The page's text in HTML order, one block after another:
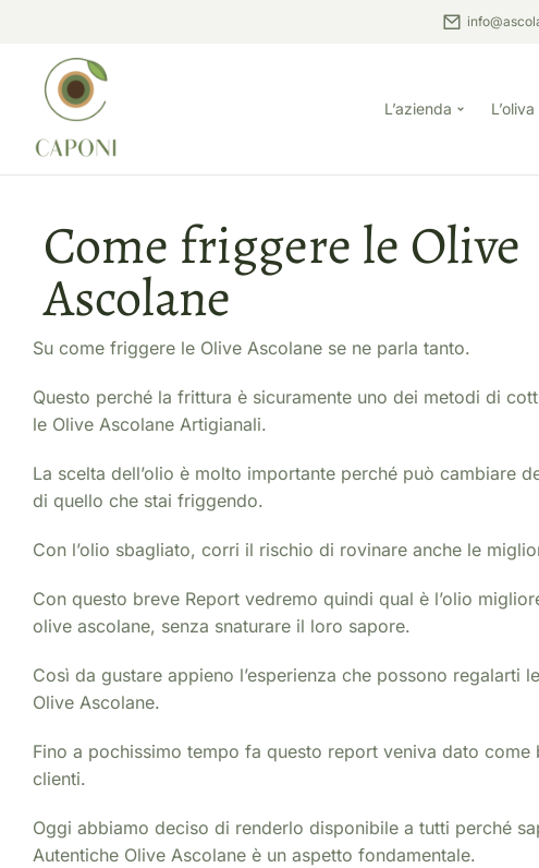
L’azienda
Come friggere le Olive
Ascolane
Su come friggere le Olive Ascolane se ne parla tanto.
Questo perché la frittura è sicuramente uno dei metodi di
le Olive Ascolane Artigianali.
La scelta dell’olio è molto importante perché può cambiare
di quello che stai friggendo.
Con l’olio sbagliato, corri il rischio di rovinare anche le
Con questo breve Report vedremo quindi qual è l’olio
olive ascolane, senza snaturare il loro sapore.
Così da gustare appieno l’esperienza che possono regalarti
Olive Ascolane.
Fino a pochissimo tempo fa questo report veniva dato come
clienti.
Oggi abbiamo deciso di renderlo disponibile a tutti perché
Autentiche Olive Ascolane è un aspetto fondamentale.